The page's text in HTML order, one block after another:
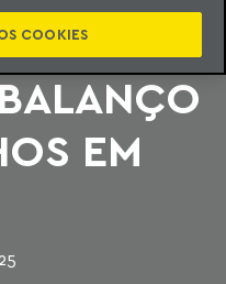
DE
EM
COOKIES